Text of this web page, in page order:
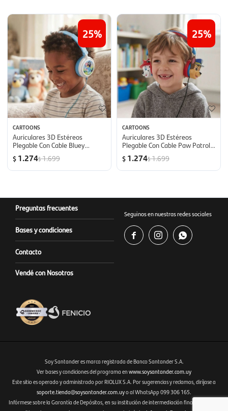
25
CARTOONS
Auriculares 3D Estéreos
Plegable Con Cable Bluey
Lexibook - Bluey
$ 1.274$1.699
25
CARTOONS
Auriculares 3D Estéreos
Plegable Con Cable Paw Patrol
Lexibook - Paw patrol
$ 1.274$1.699
Preguntas frecuentes
Bases y condiciones
Contacto
Vendé con Nosotros
Seguinos en nuestras redes sociales
  
Fenicio eCommerce Uruguay
Soy Santander es marca registrada de Banco Santander S.A.
Ver bases y condiciones del programa en www.soysantander.com.uy
Este sitio es operado y administrado por RIOLUX S.A. Por sugerencias y reclamos, diríjase a
soporte.tienda@soysantander.com.uyo al WhatsApp 099 306 165.
Infórmese sobre la Garantía de Depósitos, en su institución de intermediación financiera, en el